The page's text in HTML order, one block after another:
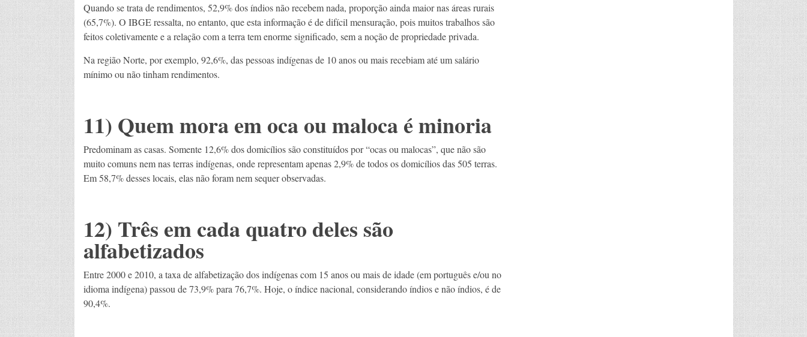
Quando se trata de rendimentos, 52,9% dos índios não recebem nada, proporção ainda maior nas áreas rurais
(65,7%). O IBGE ressalta, no entanto, que esta informação é de difícil mensuração, pois muitos trabalhos são
feitos coletivamente e a relação com a terra tem enorme significado, sem a noção de propriedade privada.
Na região Norte, por exemplo, 92,6%, das pessoas indígenas de 10 anos ou mais recebiam até um salário
mínimo ou não tinham rendimentos.
11) Quem mora em oca ou maloca é minoria
Predominam as casas. Somente 12,6% dos domicílios são constituídos por “ocas ou malocas”, que não são
muito comuns nem nas terras indígenas, onde representam apenas 2,9% de todos os domicílios das 505 terras.
Em 58,7% desses locais, elas não foram nem sequer observadas.
12) Três em cada quatro deles são
alfabetizados
Entre 2000 e 2010, a taxa de alfabetização dos indígenas com 15 anos ou mais de idade (em português e/ou no
idioma indígena) passou de 73,9% para 76,7%. Hoje, o índice nacional, considerando índios e não índios, é de
90,4%.